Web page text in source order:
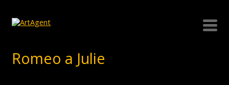
Romeo a Julie